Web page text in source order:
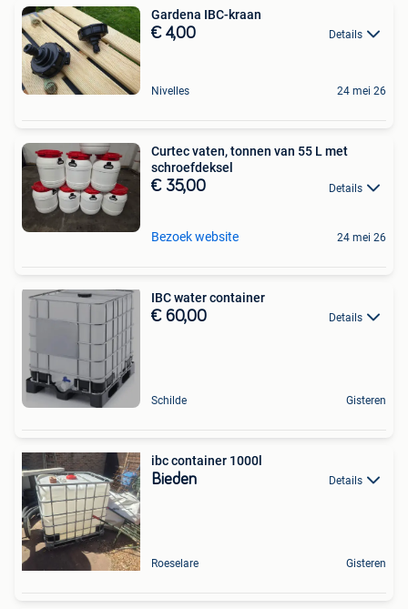
Gardena IBC-kraan
€ 4,00 Details
Nivelles 24 mei 26
Curtec vaten, tonnen van 55 L met
schroefdeksel
€ 35,00 Details
Bezoek website 24 mei 26
IBC water container
€ 60,00 Details
Schilde Gisteren
ibc container 1000l
Bieden Details
Roeselare Gisteren